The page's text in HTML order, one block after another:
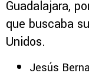
Guadalajara,
que buscaba
Unidos.
Jesús